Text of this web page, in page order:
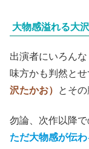
大物感溢れる大
出演者にいろん
味方かも判然と
沢たかお）
とそ
勿論、次作以降
ただ大物感が伝